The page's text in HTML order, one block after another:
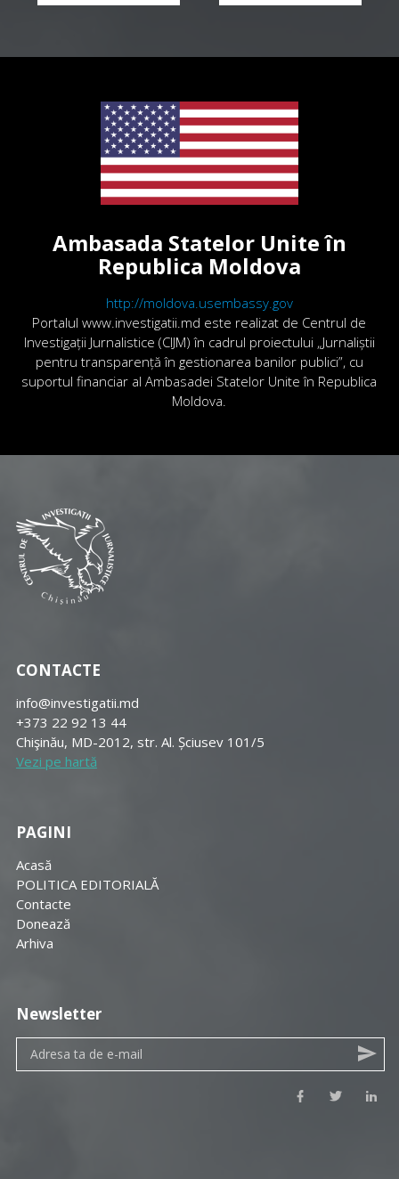
Ambasada Statelor Unite în
Republica Moldova
http://moldova.usembassy.gov
Portalul www.investigatii.md este realizat de Centrul de
Investigații Jurnalistice (CIJM) în cadrul proiectului „Jurnaliștii
pentru transparență în gestionarea banilor publici”, cu
suportul financiar al Ambasadei Statelor Unite în Republica
Moldova.
CONTACTE
info@investigatii.md
+373 22 92 13 44
Chişinău, MD-2012, str. Al. Șciusev 101/5
Vezi pe hartă
PAGINI
Acasă
POLITICA EDITORIALĂ
Contacte
Donează
Arhiva
Newsletter